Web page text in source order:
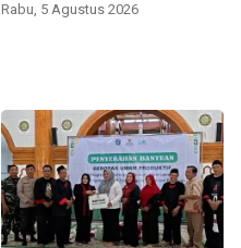
Rabu, 5 Agustus 2026